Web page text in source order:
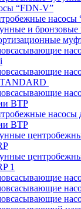
“FDN-V”
насосы
и бронзовые
BTP
насосы
BTP
1